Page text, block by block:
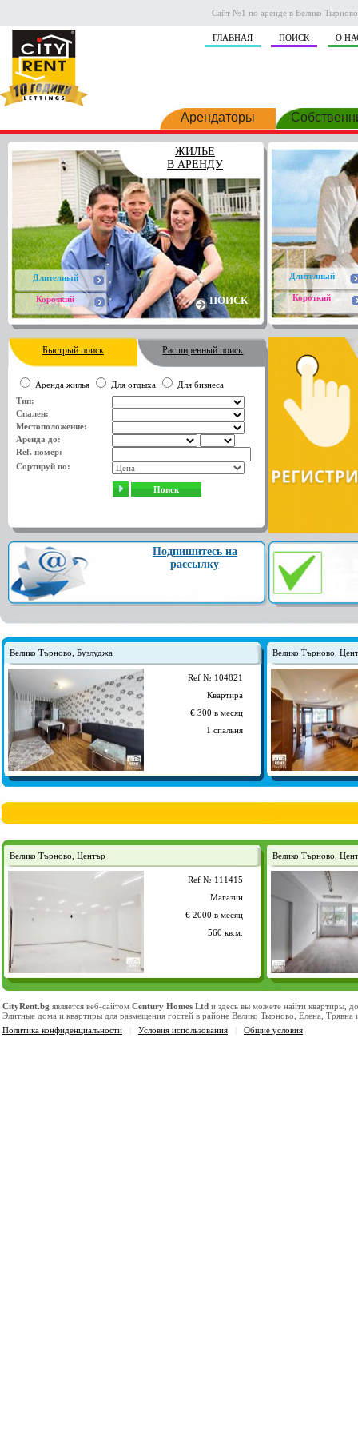
Сайт №1 по аренде в Велико
ГЛАВНАЯ ПОИСК О
Арендаторы
ЖИЛЬЕ
В АРЕНДУ
Длителный
Короткий ПОИСК
Длителный
Короткий
Быстрый поиск Расширенный поиск
Аренда жилья Для отдыха
Для бизнеса
Тип:
Спален:
Местоположение:
Аренда до:
Ref. номер:
Сортируй по:
Поиск
Подпишитесь на
рассылку
Велико Търново, Бузлуджа
Ref № 104821
Квартира
€ 300 в месяц
1 спальня
Велико Търново,
Велико Търново, Център
Ref № 111415
Магазин
€ 2000 в месяц
560 кв.м.
Велико Търново,
CityRent.bg является веб-сайтомCentury Homes Ltd и здесь вы можете найти квартиры,
Элитные дома и квартиры для размещения гостей в районе Велико Тырново, Елена,
Политика конфиденциальности
Условия использования Общие условия